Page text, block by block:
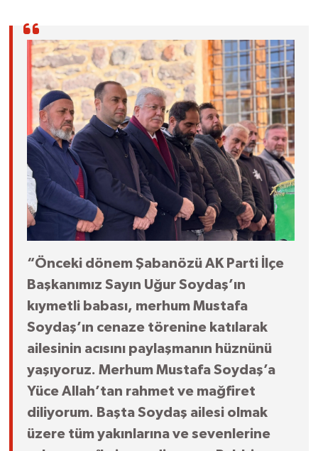
“Önceki dönem Şabanözü AK Parti İlçe
Başkanımız Sayın Uğur Soydaş’ın
kıymetli babası, merhum Mustafa
Soydaş’ın cenaze törenine katılarak
ailesinin acısını paylaşmanın hüznünü
yaşıyoruz. Merhum Mustafa Soydaş’a
Yüce Allah’tan rahmet ve mağfiret
diliyorum. Başta Soydaş ailesi olmak
üzere tüm yakınlarına ve sevenlerine